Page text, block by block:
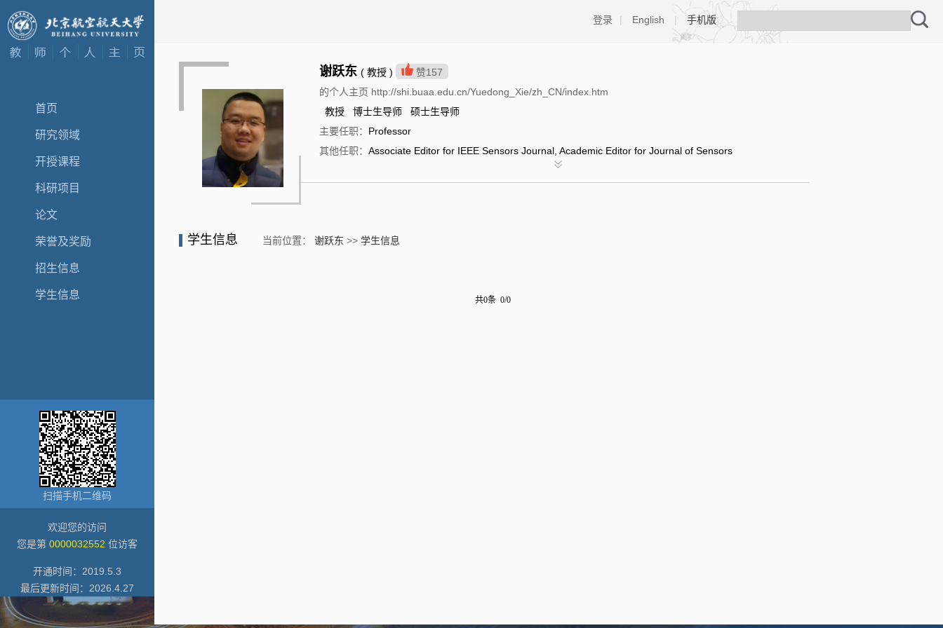
首页
研究领域
开授课程
科研项目
论文
荣誉及奖励
招生信息
学生信息
扫描手机二维码
欢迎您的访问
您是第 0000032552 位访客
开通时间： 2019 5 3
最后更新时间： 2026 4 27
登录 | English | 手机版
谢跃东 ( 教授 ) 赞157
的个人主页 http://shi.buaa.edu.cn/Yuedong_Xie/zh_CN/index.htm
教授 博士生导师 硕士生导师
主要任职： Professor
其他任职： Associate Editor for IEEE Sensors Journal, Academic Editor for Journal of Sensors
学生信息 当前位置： 谢跃东 >> 学生信息
共0条 0/0